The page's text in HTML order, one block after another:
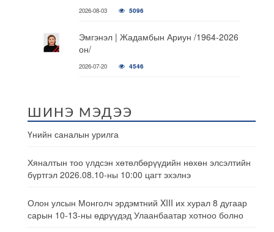
2026-08-03 5096
Эмгэнэл | Жадамбын Ариун /1964-2026
он/
2026-07-20 4546
ШИНЭ МЭДЭЭ
Үнийн саналын урилга
Хяналтын тоо үлдсэн хөтөлбөрүүдийн нөхөн элсэлтийн
бүртгэл 2026.08.10-ны 10:00 цагт эхэлнэ
Олон улсын Монголч эрдэмтний XIII их хурал 8 дугаар
сарын 10-13-ны өдрүүдэд Улаанбаатар хотноо болно